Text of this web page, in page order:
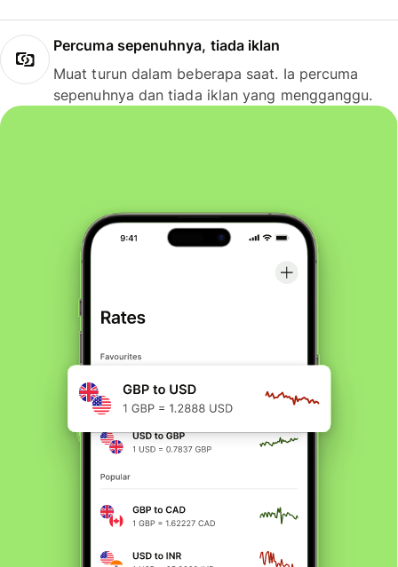
Percuma sepenuhnya, tiada iklan
Muat turun dalam beberapa saat. Ia percuma
sepenuhnya dan tiada iklan yang mengganggu.